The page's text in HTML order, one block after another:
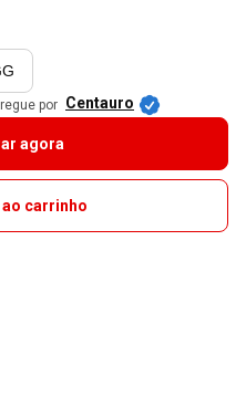
por Centauro
agora
carrinho